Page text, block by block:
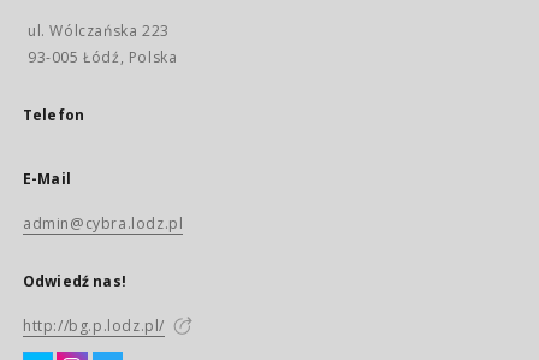
ul. Wólczańska 223
93-005 Łódź, Polska
Telefon
E-Mail
admin@cybra.lodz.pl
Odwiedź nas!
http://bg.p.lodz.pl/